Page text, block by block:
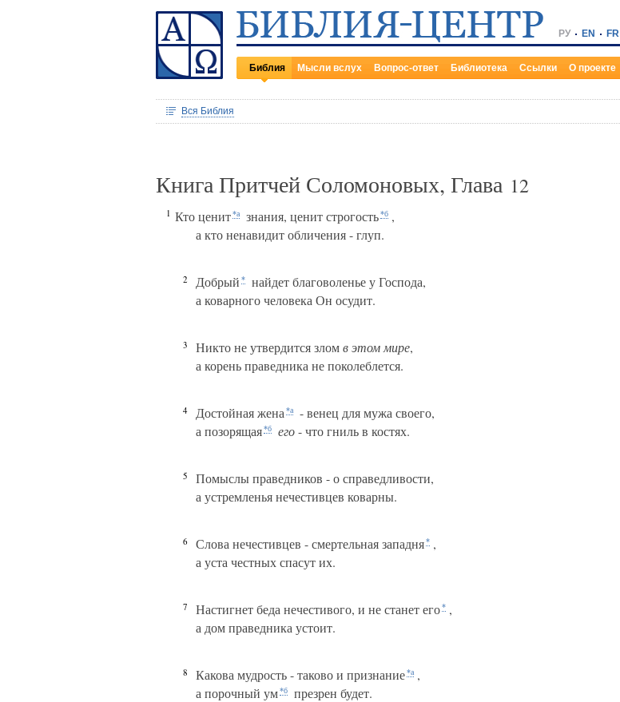
РУ EN FR
Библия Мысли вслух Вопрос-ответ Библиотека Ссылки О проекте
Вся Библия
Книга Притчей Соломоновых, Глава 12
1 Кто ценит*а знания, ценит строгость*б ,
а кто ненавидит обличения - глуп.
2 Добрый *
найдет благоволенье у Господа,
а коварного человека Он осудит.
3 Никто не утвердится зломв этом мире,
а корень праведника не поколеблется.
4 Достойная жена *а
- венец для мужа своего,
а позорящая*б его- что гниль в костях.
5
Помыслы праведников - о справедливости,
а устремленья нечестивцев коварны.
6 Слова нечестивцев - смертельная западня* ,
а уста честных спасут их.
7 Настигнет беда нечестивого, и не станет его* ,
а дом праведника устоит.
8 Какова мудрость - таково и признание*а ,
а порочный ум*б презрен будет.